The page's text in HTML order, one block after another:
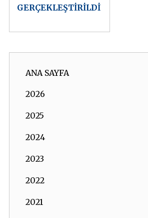
GERÇEKLEŞTİRİLDİ
ANA SAYFA
2026
2025
2024
2023
2022
2021